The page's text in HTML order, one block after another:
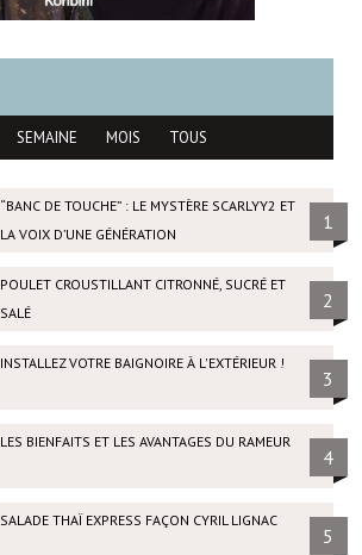
SEMAINE MOIS TOUS
“BANC DE TOUCHE” : LE MYSTÈRE SCARLYY2 ET
LA VOIX D’UNE GÉNÉRATION
1
POULET CROUSTILLANT CITRONNÉ, SUCRÉ ET
SALÉ
2
INSTALLEZ VOTRE BAIGNOIRE À L'EXTÉRIEUR !
3
LES BIENFAITS ET LES AVANTAGES DU RAMEUR
4
SALADE THAÏ EXPRESS FAÇON CYRIL LIGNAC
5